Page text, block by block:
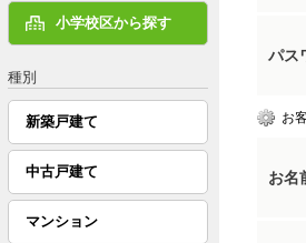
パス
お
お名
小学校区から探す
種別
新築戸建て
中古戸建て
マンション